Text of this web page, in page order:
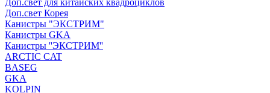
Доп.свет для китайских квадроциклов
Доп.свет Корея
Канистры "ЭКСТРИМ"
Канистры GKA
Канистры ''ЭКСТРИМ''
ARCTIC CAT
BASEG
GKA
KOLPIN